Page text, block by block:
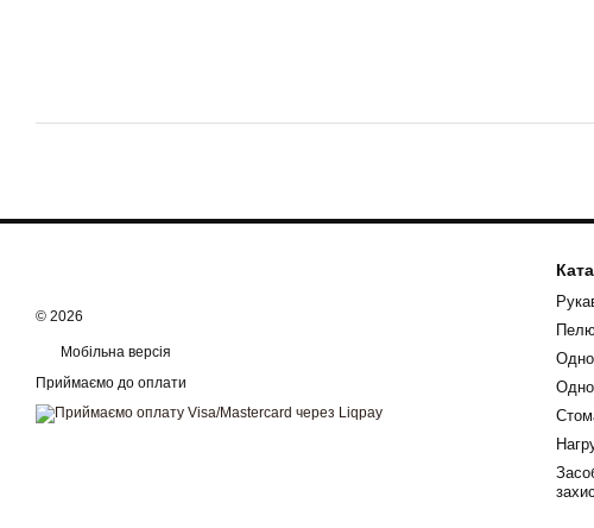
© 2026
Мобільна версія
Приймаємо до оплати